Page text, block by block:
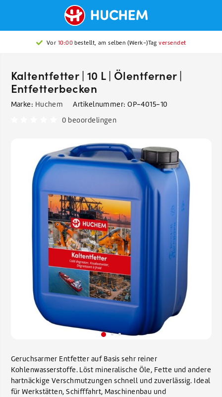
Vor 10:00bestellt, am selben (Werk-)Tagversendet
Kaltentfetter | 10 L | Ölentferner |
Entfetterbecken
Marke: Huchem Artikelnummer: OP-4015-10
0 beoordelingen
Geruchsarmer Entfetter auf Basis sehr reiner
Kohlenwasserstoffe. Löst mineralische Öle, Fette und andere
hartnäckige Verschmutzungen schnell und zuverlässig. Ideal
für Werkstätten, Schifffahrt, Maschinenbau und